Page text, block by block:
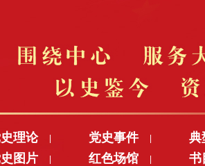
理论 党史事件 典
图片 红色场馆 书